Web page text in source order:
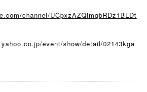
channel/UCpxzAZQlmqbRDz1BLDt
event/show/detail/02143kga